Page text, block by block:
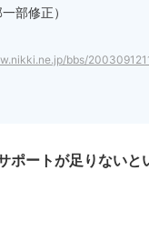
部修正）
bbs/
ポートが足りない